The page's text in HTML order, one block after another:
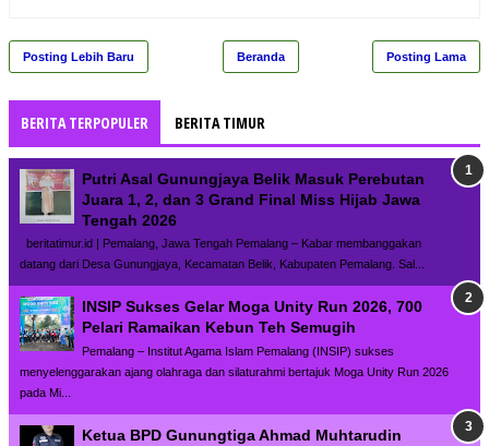
Posting Lebih Baru Posting Lama
Beranda
BERITA TERPOPULER BERITA TIMUR
Putri Asal Gunungjaya Belik Masuk Perebutan
Juara 1, 2, dan 3 Grand Final Miss Hijab Jawa
Tengah 2026
beritatimur.id | Pemalang, Jawa Tengah Pemalang – Kabar membanggakan
datang dari Desa Gunungjaya, Kecamatan Belik, Kabupaten Pemalang. Sal...
INSIP Sukses Gelar Moga Unity Run 2026, 700
Pelari Ramaikan Kebun Teh Semugih
Pemalang – Institut Agama Islam Pemalang (INSIP) sukses
menyelenggarakan ajang olahraga dan silaturahmi bertajuk Moga Unity Run 2026
pada Mi...
Ketua BPD Gunungtiga Ahmad Muhtarudin